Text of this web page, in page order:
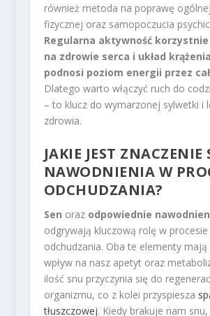
również metoda na poprawę
fizycznej oraz samopoczucia
Regularna aktywność korzystnie
na zdrowie serca i układ
podnosi poziom energii przez
Dlatego warto włączyć ruch do
– to klucz do wymarzonej sylwetki i
zdrowia.
JAKIE JEST ZNACZENIE
NAWODNIENIA W
ODCHUDZANIA?
Sen oraz odpowiednie
odgrywają kluczową rolę w procesie
odchudzania. Oba te elementy
wpływ na nasz apetyt oraz
ilość snu przyczynia się do
organizmu, co z kolei przyspiesza
tłuszczowej. Kiedy brakuje nam